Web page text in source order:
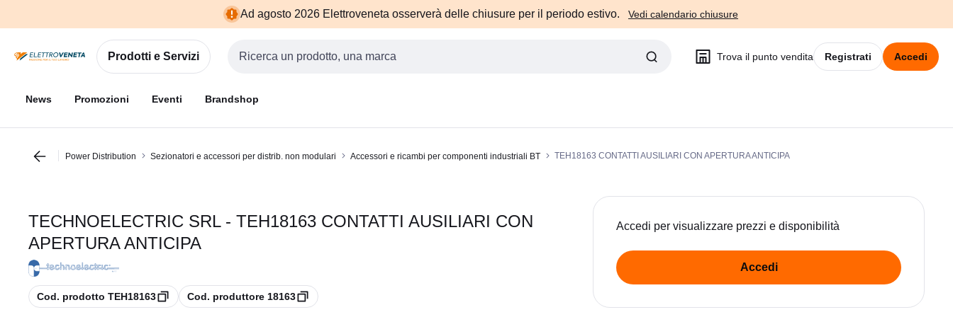
Ad agosto 2026 Elettroveneta osserverà delle chiusure per il periodo estivo. Vedi calendario chiusure
Prodotti e Servizi
Cerca input
Trova il punto vendita Registrati Accedi
News Promozioni Eventi Brandshop
Power Distribution Sezionatori e accessori per distrib. non modulari Accessori e ricambi per componenti industriali BT TEH18163 CONTATTI AUSILIARI CON APERTURA ANTICIPA
TECHNOELECTRIC SRL - TEH18163 CONTATTI AUSILIARI CON
APERTURA ANTICIPA
copiaCod. prodotto TEH18163 copiaCod. produttore 18163
Accedi per visualizzare prezzi e disponibilità
Accedi